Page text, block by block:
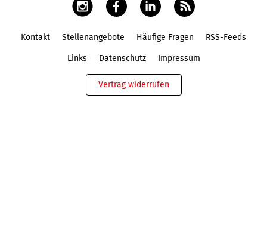
Kontakt Stellenangebote Häufige Fragen RSS-Feeds
Links Datenschutz Impressum
Vertrag widerrufen